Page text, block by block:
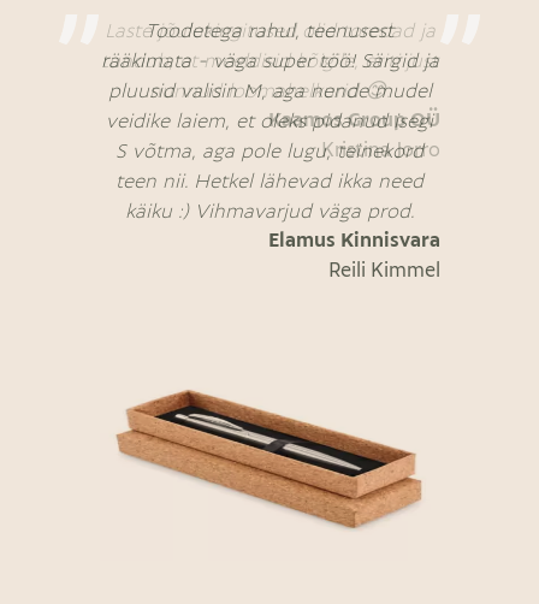
Toodetega rahul, teenusest
rääkimata - väga super töö! Särgid ja
pluusid valisin M, aga nende mudel
veidike laiem, et oleks pidanud isegi
S võtma, aga pole lugu, teinekord
teen nii. Hetkel lähevad ikka need
käiku :) Vihmavarjud väga prod.
Elamus Kinnisvara
Reili Kimmel
Laste jõulukingitused olid toredad ja
tundub, et meeldisid kõigile, eriti just
nunnud loomahelkurid 😊.
Kaamos Group OÜ
Kristina Jorro